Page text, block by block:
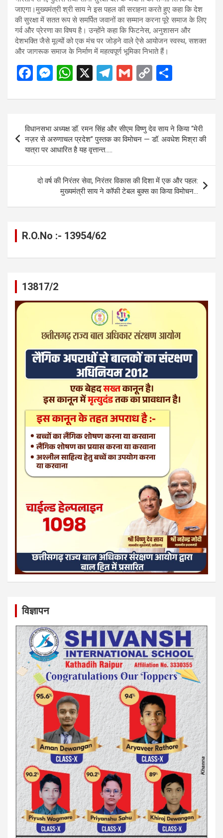
जाएगा।मुख्यमंत्री श्री साय ने इस पहल की सराहना करते हुए कहा कि देश
की सुरक्षा में सतत रूप से समर्पित जवानों का सम्मान करना पूरे समाज के लिए
गर्व और प्रेरणा का विषय है। उन्होंने कहा कि फिटनेस, अनुशासन और
देशभक्ति जैसे मूल्यों को एक मंच पर जोड़ने वाले ऐसे आयोजन स्वस्थ, सशक्त
और जागरूक समाज के निर्माण में महत्वपूर्ण भूमिका निभाते हैं।
F
ce
o
o
k
M
se
g
er
W
at
s
A
p
p
X
T
e
gr
a
G
ail
C
py
n
ar
e
navigation
विधानसभा अध्यक्ष डॉ. रमन सिंह और सीएम विष्णु देव साय ने किया “मेरी
नज़र से अरुणाचल प्रदेश” पुस्तक का विमोचन — डॉ. अवधेश मिश्रा की
यात्रा पर आधारित है यह वृत्तान्त…..
दो वर्ष की निरंतर सेवा, निरंतर विकास की दिशा में एक और पहल:
मुख्यमंत्री साय ने कॉफी टेबल बुक्स का किया विमोचन…
R.O.No :- 13954/62
13817/2
विज्ञापन